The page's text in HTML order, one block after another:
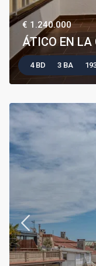
€ 1.240.000
ÁTICO EN LA
4 BD 3 BA